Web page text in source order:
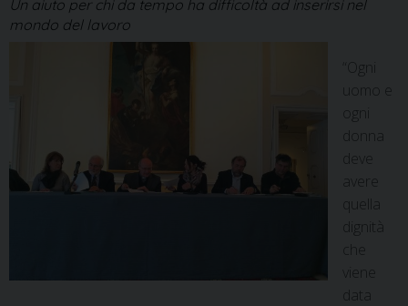
Un aiuto per chi da tempo ha difficoltà ad inserirsi nel
mondo del lavoro
“Ogni
uomo e
ogni
donna
deve
avere
quella
dignità
che
viene
data